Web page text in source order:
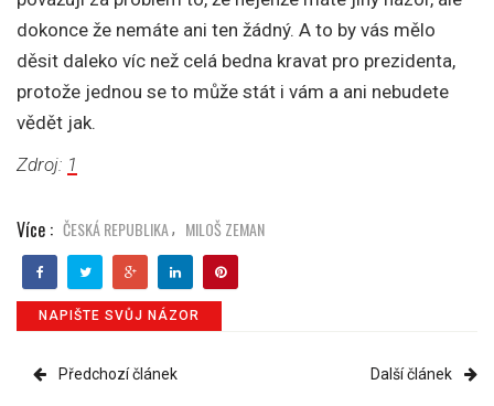
dokonce že nemáte ani ten žádný. A to by vás mělo
děsit daleko víc než celá bedna kravat pro prezidenta,
protože jednou se to může stát i vám a ani nebudete
vědět jak.
Zdroj: 1
Více : ČESKÁ REPUBLIKA, MILOŠ ZEMAN
NAPIŠTE SVŮJ NÁZOR
Předchozí článek Další článek